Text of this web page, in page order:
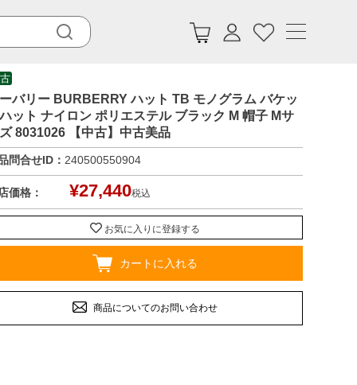
バリー BURBERRY ハット TB モノグラム バケッ
ット ナイロン ポリエステル ブラック M 帽子 Mサ
8031026 【中古】中古美品
問合せID： 240500550904
価格： ¥27,440税込
お気に入りに登録する
カートに入れる
商品についてのお問い合わせ